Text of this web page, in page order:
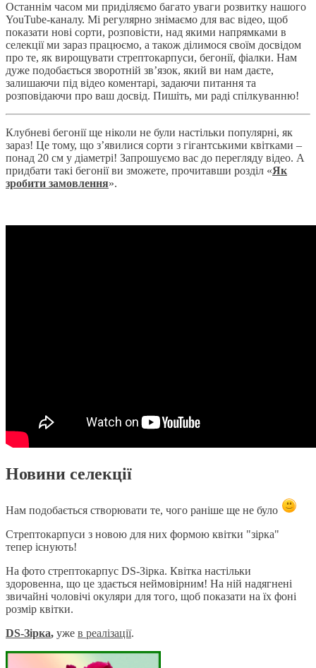
Останнім часом ми приділяємо багато уваги розвитку нашого
YouTube-каналу. Мі регулярно знімаємо для вас відео, щоб
показати нові сорти, розповісти, над якими напрямками в
селекції ми зараз працюємо, а також ділимося своїм досвідом
про те, як вирощувати стрептокарпуси, бегонії, фіалки. Нам
дуже подобається зворотній зв’язок, який ви нам даєте,
залишаючи під відео коментарі, задаючи питання та
розповідаючи про ваш досвід. Пишіть, ми раді спілкуванню!
Клубневі бегонії ще ніколи не були настільки популярні, як
зараз! Це тому, що з’явилися сорти з гігантськими квітками –
понад 20 см у діаметрі! Запрошуємо вас до перегляду відео. А
придбати такі бегонії ви зможете, прочитавши розділ «Як
зробити замовлення».
Новини селекції
Нам подобається створювати те, чого раніше ще не було
Стрептокарпуси з новою для них формою квітки "зірка"
тепер існують!
На фото стрептокарпус DS-Зірка. Квітка настільки
здоровенна, що це здається неймовірним! На ній надягнені
звичайні чоловічі окуляри для того, щоб показати на їх фоні
розмір квітки.
DS-Зірка, уже в реалізації.